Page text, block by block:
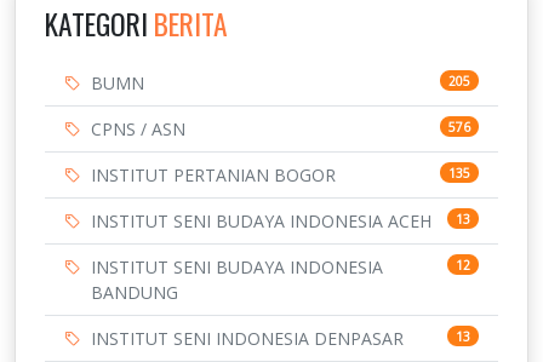
KATEGORI BERITA
BUMN 205
CPNS / ASN 576
INSTITUT PERTANIAN BOGOR 135
INSTITUT SENI BUDAYA INDONESIA ACEH 13
INSTITUT SENI BUDAYA INDONESIA
BANDUNG
12
INSTITUT SENI INDONESIA DENPASAR 13